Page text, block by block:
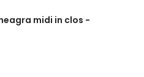
midi in clos -